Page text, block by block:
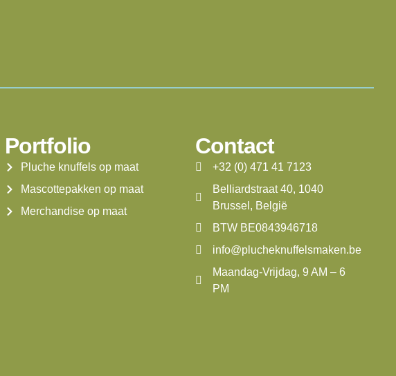
Portfolio
Pluche knuffels op maat
Mascottepakken op maat
Merchandise op maat
Contact
+32 (0) 471 41 7123
Belliardstraat 40, 1040
Brussel, België
BTW BE0843946718
info@plucheknuffelsmaken.be
Maandag-Vrijdag, 9 AM – 6
PM